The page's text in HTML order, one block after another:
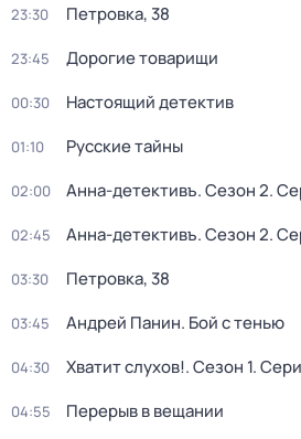
23:30 Петровка, 38
23:45 Дорогие товарищи
00:30 Настоящий детектив
01:10 Русские тайны
02:00 Анна-детективъ. Сезон 2.
02:45 Анна-детективъ. Сезон 2.
03:30 Петровка, 38
03:45 Андрей Панин. Бой с тенью
04:30 Хватит слухов!. Сезон 1.
04:55 Перерыв в вещании